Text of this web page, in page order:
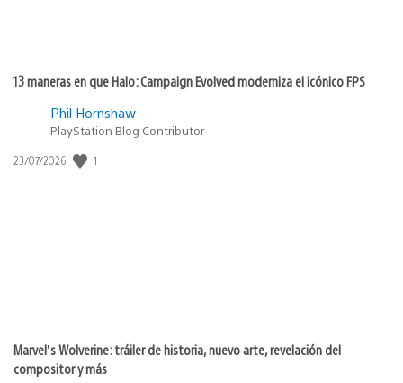
13 maneras en que Halo: Campaign Evolved moderniza el icónico FPS
Phil Hornshaw
PlayStation Blog Contributor
Fecha
23/07/2026 1
Marvel’s Wolverine: tráiler de historia, nuevo arte, revelación del
compositor y más